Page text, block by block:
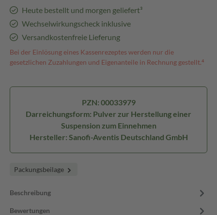
Heute bestellt und morgen geliefert³
Wechselwirkungscheck inklusive
Versandkostenfreie Lieferung
Bei der Einlösung eines Kassenrezeptes werden nur die
gesetzlichen Zuzahlungen und Eigenanteile in Rechnung gestellt.⁴
PZN: 00033979
Darreichungsform: Pulver zur Herstellung einer
Suspension zum Einnehmen
Hersteller: Sanofi-Aventis Deutschland GmbH
Packungsbeilage
Beschreibung
Bewertungen